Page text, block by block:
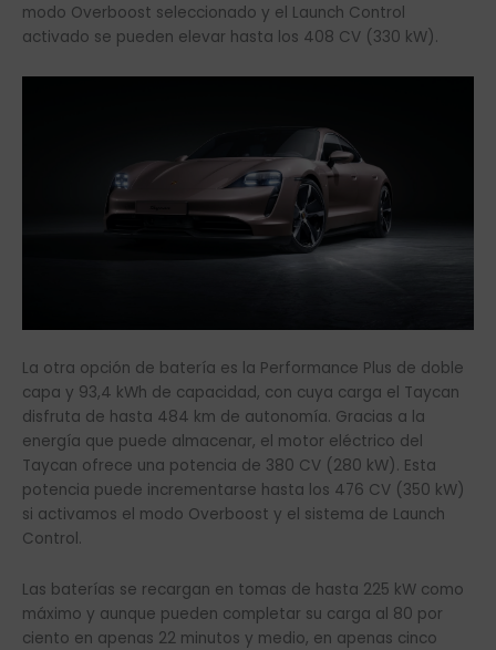
modo Overboost seleccionado y el Launch Control
activado se pueden elevar hasta los 408 CV (330 kW).
La otra opción de batería es la Performance Plus de doble
capa y 93,4 kWh de capacidad, con cuya carga el Taycan
disfruta de hasta 484 km de autonomía. Gracias a la
energía que puede almacenar, el motor eléctrico del
Taycan ofrece una potencia de 380 CV (280 kW). Esta
potencia puede incrementarse hasta los 476 CV (350 kW)
si activamos el modo Overboost y el sistema de Launch
Control.
Las baterías se recargan en tomas de hasta 225 kW como
máximo y aunque pueden completar su carga al 80 por
ciento en apenas 22 minutos y medio, en apenas cinco